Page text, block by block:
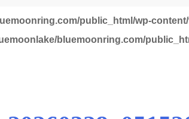
public_html/wp-
bluemoonring.com/